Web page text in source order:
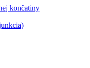
končatiny